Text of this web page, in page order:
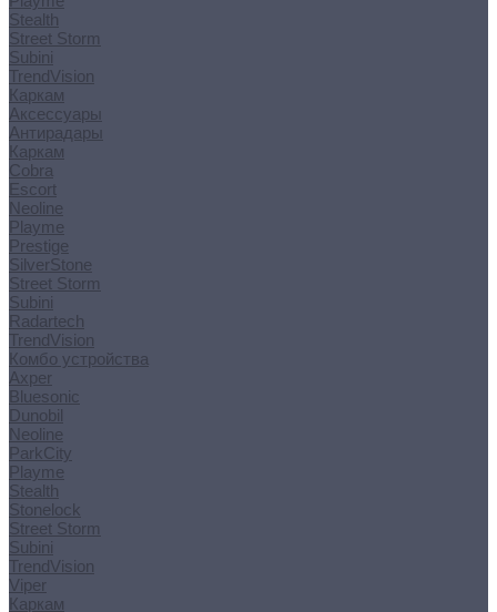
Stealth
Street Storm
Subini
TrendVision
Каркам
Аксессуары
Антирадары
Каркам
Cobra
Escort
Neoline
Playme
Prestige
SilverStone
Street Storm
Subini
Radartech
TrendVision
Комбо устройства
Axper
Bluesonic
Dunobil
Neoline
ParkCity
Playme
Stealth
Stonelock
Street Storm
Subini
TrendVision
Viper
Каркам